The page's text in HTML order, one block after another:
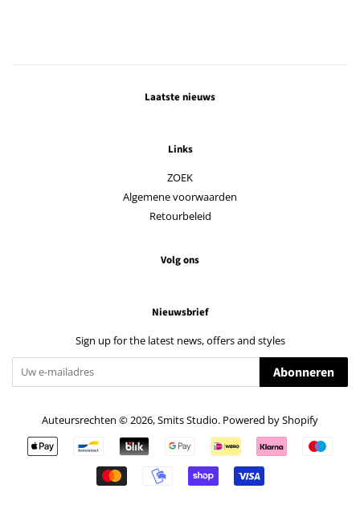
Laatste nieuws
Links
ZOEK
Algemene voorwaarden
Retourbeleid
Volg ons
Nieuwsbrief
Sign up for the latest news, offers and styles
Abonneren
Auteursrechten © 2026,Smits Studio. Powered by Shopify
Betalingspictogrammen